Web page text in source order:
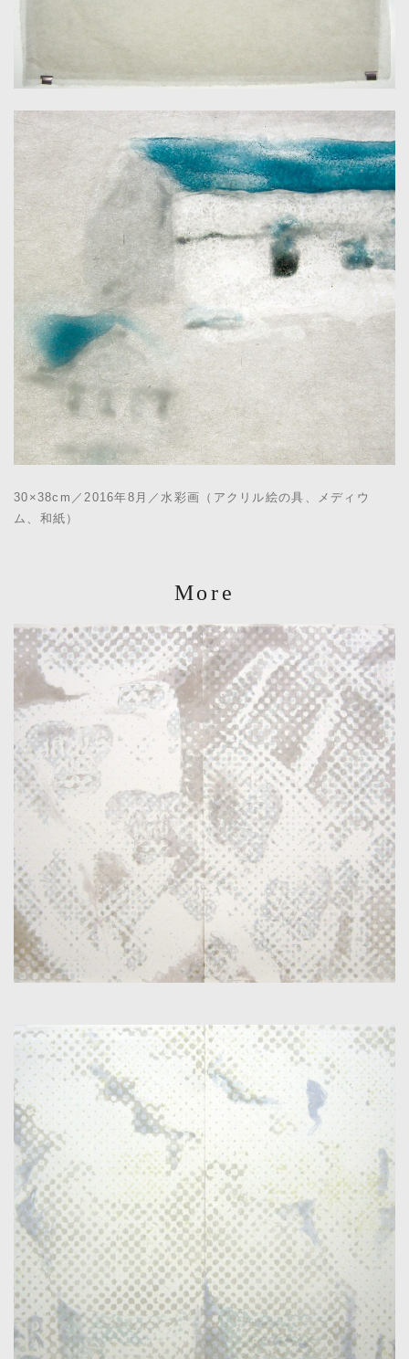
30×38cm／2016年8月／水彩画（アクリル絵の具、メディウ
ム、和紙）
More